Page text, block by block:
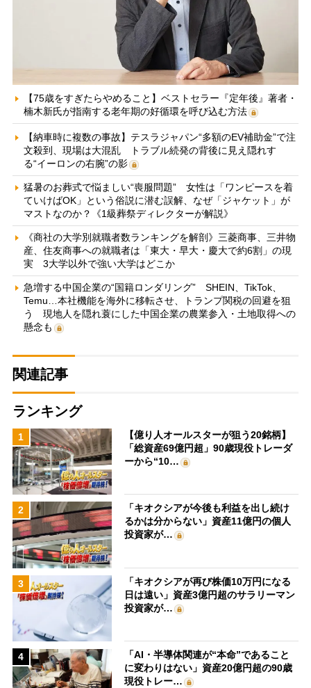
【75歳をすぎたらやめること】ベストセラー『定年後』著者・
楠木新氏が指南する老年期の好循環を呼び込む方法
【納車時に複数の事故】テスラジャパン“多額のEV補助金”で注
文殺到、現場は大混乱 トラブル続発の背後に見え隠れす
る“イーロンの右腕”の影
猛暑のお葬式で悩ましい“喪服問題” 女性は「ワンピースを着
ていけばOK」という俗説に潜む誤解、なぜ「ジャケット」が
マストなのか？《1級葬祭ディレクターが解説》
《商社の大学別就職者数ランキングを解剖》三菱商事、三井物
産、住友商事への就職者は「東大・早大・慶大で約6割」の現
実 3大学以外で強い大学はどこか
急増する中国企業の“国籍ロンダリング” SHEIN、TikTok、
Temu…本社機能を海外に移転させ、トランプ関税の回避を狙
う 現地人を隠れ蓑にした中国企業の農業参入・土地取得への
懸念も
関連記事
ランキング
1
【億り人オールスターが狙う20銘柄】
「総資産69億円超」90歳現役トレーダ
ーから“10…
2
「キオクシアが今後も利益を出し続け
るかは分からない」資産11億円の個人
投資家が…
3
「キオクシアが再び株価10万円になる
日は遠い」資産3億円超のサラリーマン
投資家が…
4
「AI・半導体関連が“本命”であること
に変わりはない」資産20億円超の90歳
現役トレー…